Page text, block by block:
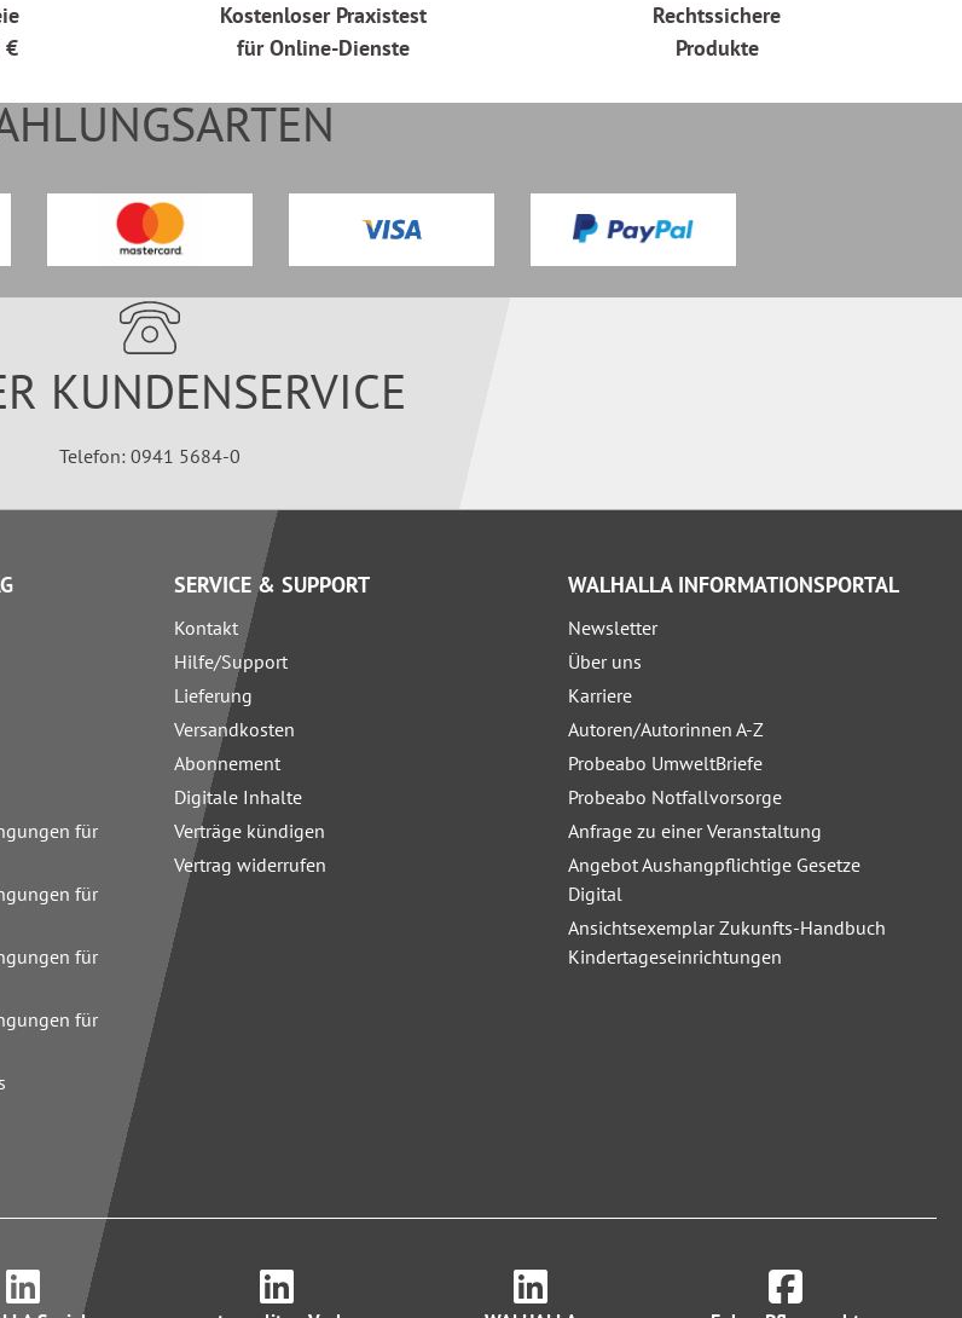
€
Kostenloser Praxistest
für Online-Dienste
Rechtssichere
Produkte
KUNDENSERVICE
Telefon: 0941 5684-0
für
für
für
für
SERVICE & SUPPORT
Kontakt
Hilfe/Support
Lieferung
Versandkosten
Abonnement
Digitale Inhalte
Verträge kündigen
Vertrag widerrufen
WALHALLA INFORMATIONSPORTAL
Newsletter
Über uns
Karriere
Autoren/Autorinnen A-Z
Probeabo UmweltBriefe
Probeabo Notfallvorsorge
Anfrage zu einer Veranstaltung
Angebot Aushangpflichtige Gesetze
Digital
Ansichtsexemplar Zukunfts-Handbuch
Kindertageseinrichtungen